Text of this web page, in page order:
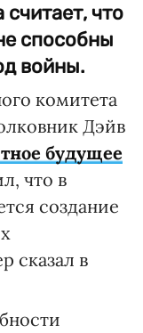
что
способны
войны.
комитета
Дэйв
будущее
что в
создание
сказал в